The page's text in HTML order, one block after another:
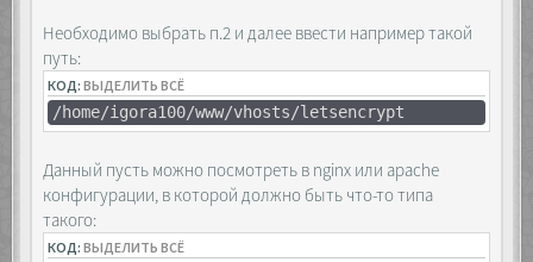
Необходимо выбрать п.2 и далее ввести например такой
путь:
КОД:ВЫДЕЛИТЬ ВСЁ
/home/igora100/www/vhosts/letsencrypt
Данный пусть можно посмотреть в nginx или apache
конфигурации, в которой должно быть что-то типа
такого:
КОД:ВЫДЕЛИТЬ ВСЁ